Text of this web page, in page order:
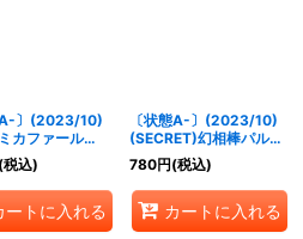
A-〕(2023/10)
カファール
】{BS65-
黄》
(税込)
ートに入れる
〔状態A-〕(2023/10)
(SECRET)幻相棒パルム
【契約X-SEC】{BS65-
CX02}《黄》
780円(税込)
カートに入れる